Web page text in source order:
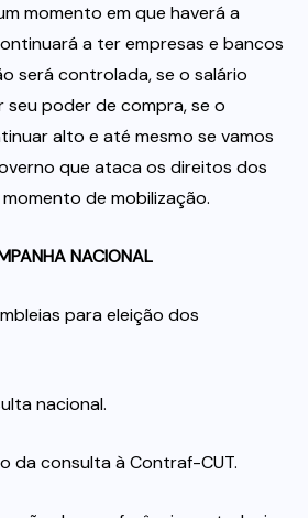
momento em que haverá a
a ter empresas e bancos
será controlada, se o salário
seu poder de compra, se o
alto e até mesmo se vamos
que ataca os direitos dos
de mobilização.
NACIONAL
para eleição dos
nacional.
da consulta à Contraf-CUT.